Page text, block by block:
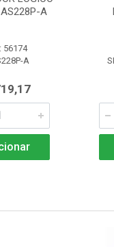
A
56174
A